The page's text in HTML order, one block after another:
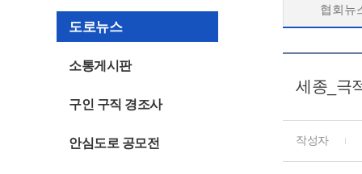
도로뉴스
소통게시판
구인 구직 경조사
안심도로 공모전
협회뉴
세종_극
작성자